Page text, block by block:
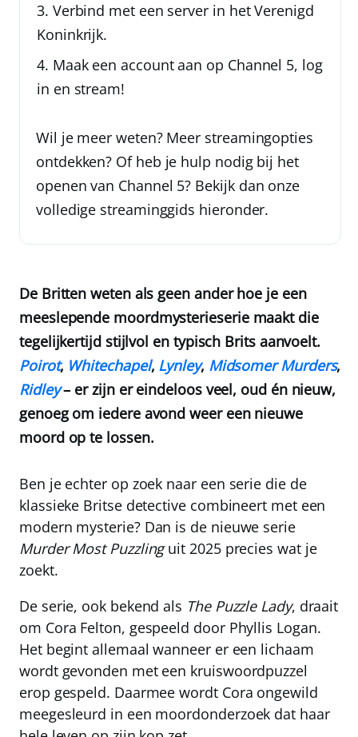
Verbind met een server in het Verenigd
Koninkrijk.
Maak een account aan op Channel 5, log
in en stream!
Wil je meer weten? Meer streamingopties
ontdekken? Of heb je hulp nodig bij het
openen van Channel 5? Bekijk dan onze
volledige streaminggids hieronder.
De Britten weten als geen ander hoe je een
meeslepende moordmysterieserie maakt die
tegelijkertijd stijlvol en typisch Brits aanvoelt.
Poirot, Whitechapel, Lynley, Midsomer Murders,
Ridley– er zijn er eindeloos veel, oud én nieuw,
genoeg om iedere avond weer een nieuwe
moord op te lossen.
Ben je echter op zoek naar een serie die de
klassieke Britse detective combineert met een
modern mysterie? Dan is de nieuwe serie
Murder Most Puzzlinguit 2025 precies wat je
zoekt.
De serie, ook bekend als The Puzzle Lady, draait
om Cora Felton, gespeeld door Phyllis Logan.
Het begint allemaal wanneer er een lichaam
wordt gevonden met een kruiswoordpuzzel
erop gespeld. Daarmee wordt Cora ongewild
meegesleurd in een moordonderzoek dat haar